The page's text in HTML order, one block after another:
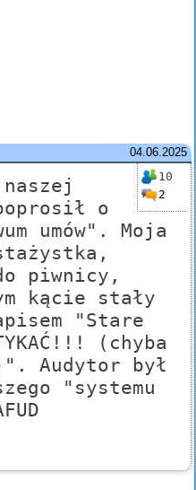
04.06.2025
10
2
o
umów". Moja
piwnicy,
kącie stały
"Stare
(chyba
Audytor był
"systemu